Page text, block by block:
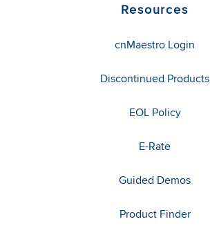
Resources
cnMaestro Login
Discontinued Products
EOL Policy
E-Rate
Guided Demos
Product Finder